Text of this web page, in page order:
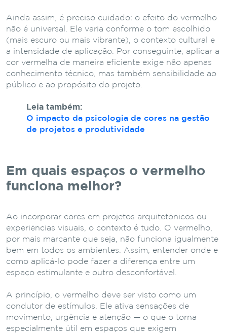
Ainda assim, é preciso cuidado: o efeito do vermelho
não é universal. Ele varia conforme o tom escolhido
(mais escuro ou mais vibrante), o contexto cultural e
a intensidade de aplicação. Por conseguinte, aplicar a
cor vermelha de maneira eficiente exige não apenas
conhecimento técnico, mas também sensibilidade ao
público e ao propósito do projeto.
Leia também:
O impacto da psicologia de cores na gestão
de projetos e produtividade
Em quais espaços o vermelho
funciona melhor?
Ao incorporar cores em projetos arquitetônicos ou
experiências visuais, o contexto é tudo. O vermelho,
por mais marcante que seja, não funciona igualmente
bem em todos os ambientes. Assim, entender onde e
como aplicá-lo pode fazer a diferença entre um
espaço estimulante e outro desconfortável.
A princípio, o vermelho deve ser visto como um
condutor de estímulos. Ele ativa sensações de
movimento, urgência e atenção — o que o torna
especialmente útil em espaços que exigem